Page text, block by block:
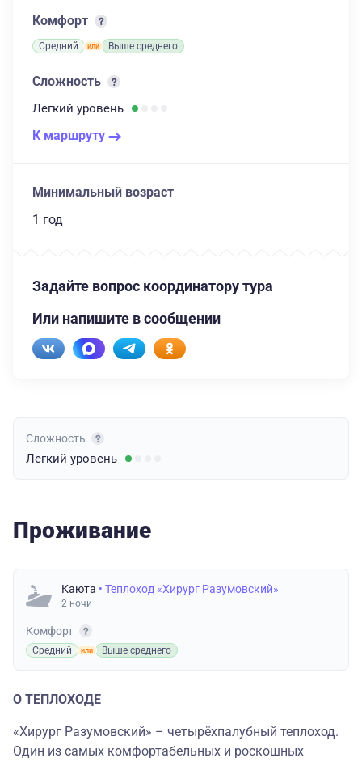
Комфорт
Средний Выше среднего
Сложность
Легкий уровень
К маршруту
Минимальный возраст
1 год
Задайте вопрос координатору тура
Или напишите в сообщении
Сложность
Легкий уровень
Проживание
Каюта • Теплоход «Хирург Разумовский»
2 ночи
Комфорт
Средний Выше среднего
О ТЕПЛОХОДЕ
«Хирург Разумовский» – четырёхпалубный теплоход.
Один из самых комфортабельных и роскошных